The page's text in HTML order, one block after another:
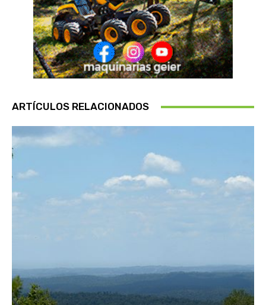
ARTÍCULOS RELACIONADOS